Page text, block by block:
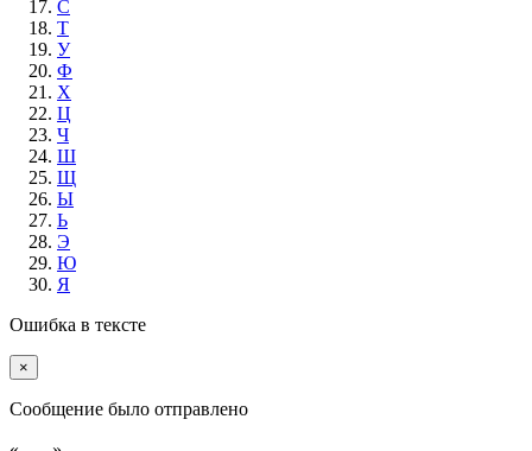
С
Т
У
Ф
Х
Ц
Ч
Ш
Щ
Ы
Ь
Э
Ю
Я
Ошибка в тексте
×
Cообщение было отправлено